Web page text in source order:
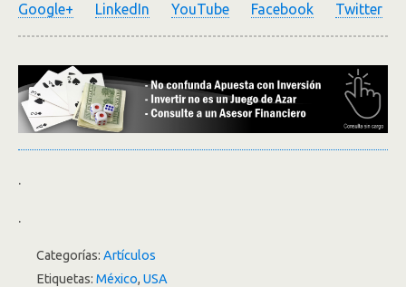
Google+ LinkedIn YouTube Facebook Twitter
.
.
Categorías: Artículos
Etiquetas: México, USA